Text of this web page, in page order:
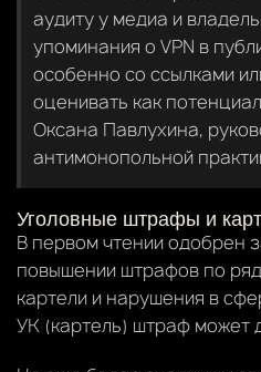
аудиту у медиа и
упоминания о VPN в
особенно со ссылками
оценивать как
Оксана Павлухина,
антимонопольной
Уголовные штрафы и
В первом чтении одобрен
повышении штрафов по
картели и нарушения в
УК (картель) штраф может